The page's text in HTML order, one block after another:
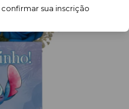
sua inscrição